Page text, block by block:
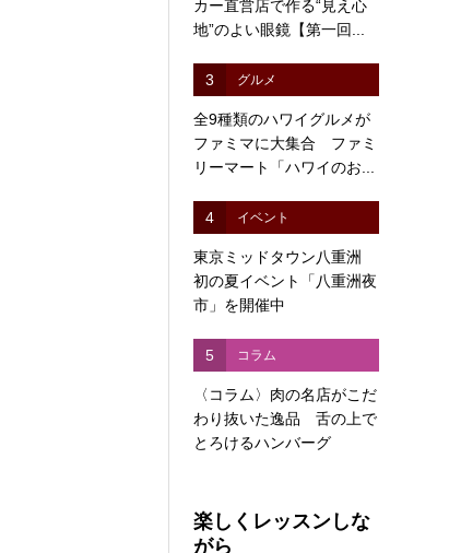
カー直営店で作る“見え心
地”のよい眼鏡【第一回...
3 グルメ
全9種類のハワイグルメが
ファミマに大集合 ファミ
リーマート「ハワイのお...
4 イベント
東京ミッドタウン八重洲
初の夏イベント「八重洲夜
市」を開催中
5 コラム
〈コラム〉肉の名店がこだ
わり抜いた逸品 舌の上で
とろけるハンバーグ
楽しくレッスンしな
がら